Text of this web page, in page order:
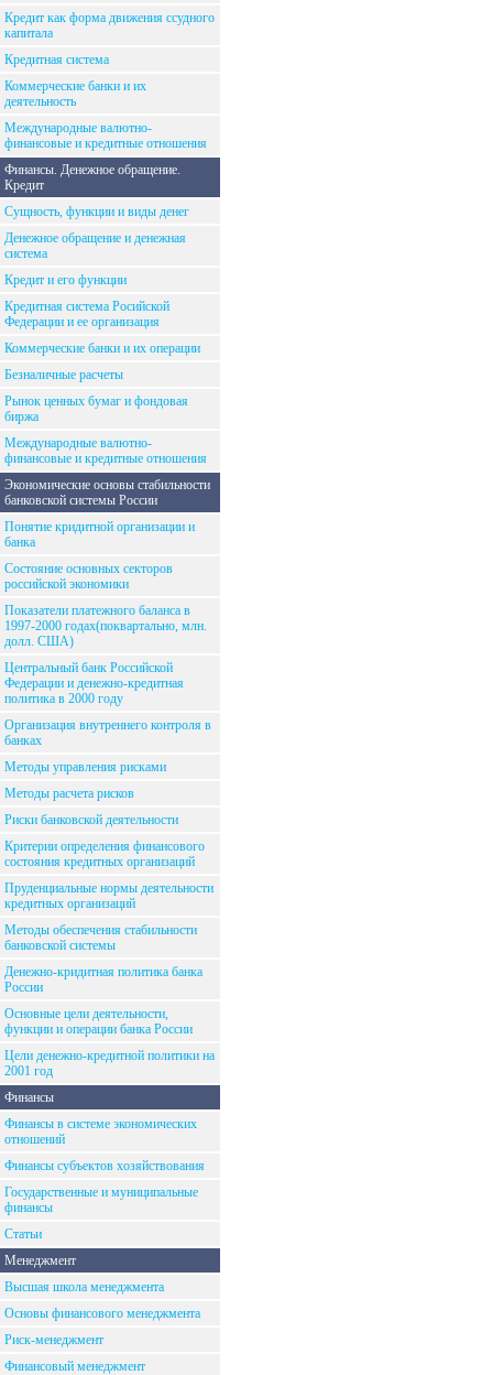
Кредит как форма движения ссудного
капитала
Кредитная система
Коммерческие банки и их
деятельность
Международные валютно-
финансовые и кредитные отношения
Финансы. Денежное обращение.
Кредит
Сущность, функции и виды денег
Денежное обращение и денежная
система
Кредит и его функции
Кредитная система Росийской
Федерации и ее организация
Коммерческие банки и их операции
Безналичные расчеты
Рынок ценных бумаг и фондовая
биржа
Международные валютно-
финансовые и кредитные отношения
Экономические основы стабильности
банковской системы России
Понятие кридитной организации и
банка
Состояние основных секторов
российской экономики
Показатели платежного баланса в
1997-2000 годах(поквартально, млн.
долл. США)
Центральный банк Российской
Федерации и денежно-кредитная
политика в 2000 году
Организация внутреннего контроля в
банках
Методы управления рисками
Методы расчета рисков
Риски банковской деятельности
Критерии определения финансового
состояния кредитных организаций
Пруденциальные нормы деятельности
кредитных организаций
Методы обеспечения стабильности
банковской системы
Денежно-кридитная политика банка
России
Основные цели деятельности,
функции и операции банка России
Цели денежно-кредитной политики на
2001 год
Финансы
Финансы в системе экономических
отношений
Финансы субъектов хозяйствования
Государственные и муниципальные
финансы
Статьи
Менеджмент
Высшая школа менеджмента
Основы финансового менеджмента
Риск-менеджмент
Финансовый менеджмент